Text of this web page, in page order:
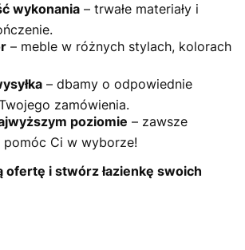
wykonania – trwałe materiały i
– meble w różnych stylach, kolorach
– dbamy o odpowiednie
zamówienia.
poziomie – zawsze
Ci w wyborze!
ofertę i stwórz łazienkę swoich